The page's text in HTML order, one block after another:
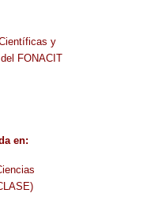
y
FONACIT
en: